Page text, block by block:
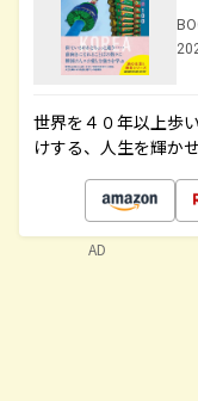
世界を４０年以上歩
けする、人生を輝か
AD